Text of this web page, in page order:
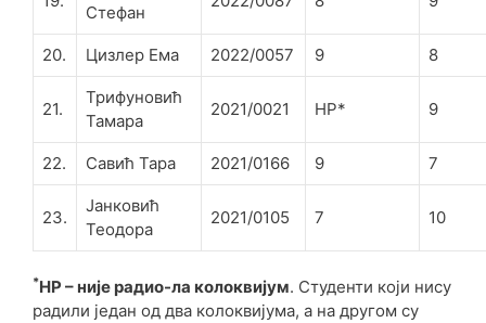
Стефан
20. Цизлер Ема 2022/0057 9 8
21.
Трифуновић
Тамара
2021/0021 НР* 9
22. Савић Тара 2021/0166 9 7
23.
Јанковић
Теодора
2021/0105 7 10
*НР – није радио-ла колоквијум. Студенти који нису
радили један од два колоквијума, а на другом су